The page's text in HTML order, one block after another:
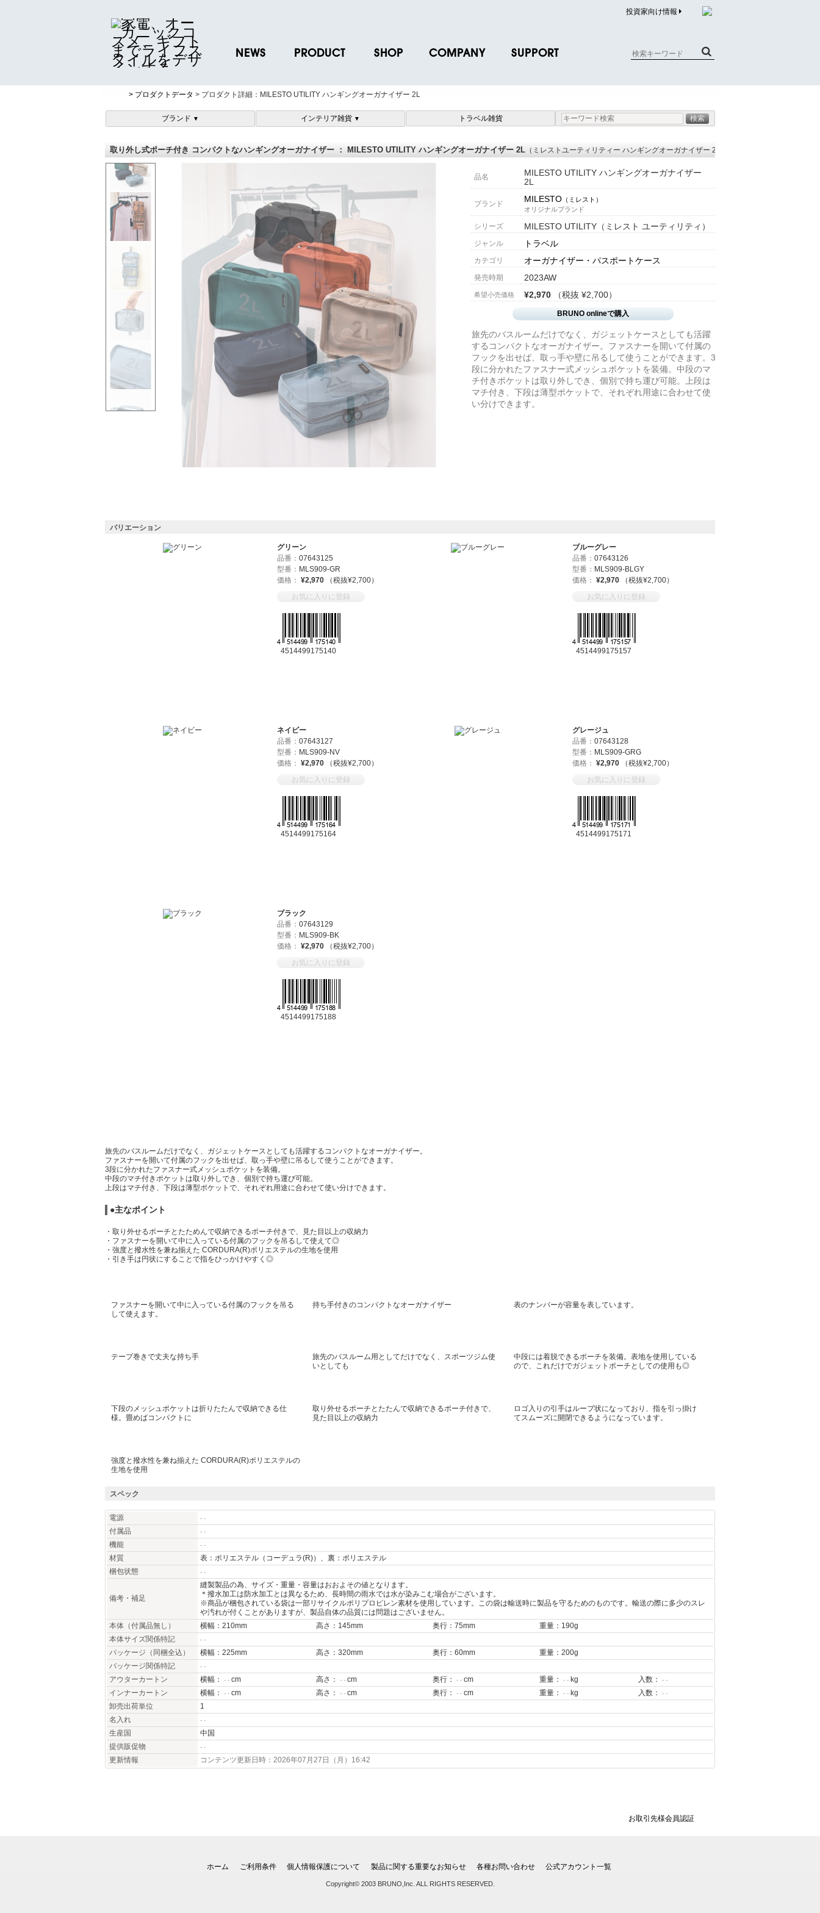
投資家向け情報
NEWS
プレスリリース
PRODUCT
プロダクトデータ
ノベルティグッズ
SHOP
オンラインショップ一覧
BRUNO POINT SERVICE
COMPANY
IR情報
リクルート
SUPPORT
各種お問い合わせ
> プロダクトデータ > プロダクト詳細：MILESTO UTILITY ハンギングオーガナイザー 2L
ブランド ▼ インテリア雑貨 ▼ トラベル雑貨
取り外し式ポーチ付き コンパクトなハンギングオーガナイザー ： MILESTO UTILITY ハンギングオーガナイザー 2L （ミレストユーティリティー ハンギングオーガナイザー 2リットル）
品名
MILESTO UTILITY ハンギングオーガナイザー
2L
ブランド MILESTO （ミレスト）
オリジナルブランド
シリーズ MILESTO UTILITY（ミレスト ユーティリティ）
ジャンル トラベル
カテゴリ オーガナイザー・パスポートケース
発売時期 2023AW
希望小売価格 ¥2,970 （税抜 ¥2,700）
BRUNO onlineで購入
旅先のバスルームだけでなく、ガジェットケースとしても活躍
するコンパクトなオーガナイザー。ファスナーを開いて付属の
フックを出せば、取っ手や壁に吊るして使うことができます。3
段に分かれたファスナー式メッシュポケットを装備。中段のマ
チ付きポケットは取り外しでき、個別で持ち運び可能。上段は
マチ付き、下段は薄型ポケットで、それぞれ用途に合わせて使
い分けできます。
バリエーション
グリーン
品番： 07643125
型番： MLS909-GR
価格： ¥2,970 （税抜¥2,700）
お気に入りに登録
4514499175140
ブルーグレー
品番： 07643126
型番： MLS909-BLGY
価格： ¥2,970 （税抜¥2,700）
お気に入りに登録
4514499175157
ネイビー
品番： 07643127
型番： MLS909-NV
価格： ¥2,970 （税抜¥2,700）
お気に入りに登録
4514499175164
グレージュ
品番： 07643128
型番： MLS909-GRG
価格： ¥2,970 （税抜¥2,700）
お気に入りに登録
4514499175171
ブラック
品番： 07643129
型番： MLS909-BK
価格： ¥2,970 （税抜¥2,700）
お気に入りに登録
4514499175188
旅先のバスルームだけでなく、ガジェットケースとしても活躍するコンパクトなオーガナイザー。
ファスナーを開いて付属のフックを出せば、取っ手や壁に吊るして使うことができます。
3段に分かれたファスナー式メッシュポケットを装備。
中段のマチ付きポケットは取り外しでき、個別で持ち運び可能。
上段はマチ付き、下段は薄型ポケットで、それぞれ用途に合わせて使い分けできます。
●主なポイント
・取り外せるポーチとたためんで収納できるポーチ付きで、見た目以上の収納力
・ファスナーを開いて中に入っている付属のフックを吊るして使えて◎
・強度と撥水性を兼ね揃えた CORDURA(R)ポリエステルの生地を使用
・引き手は円状にすることで指をひっかけやすく◎
ファスナーを開いて中に入っている付属のフックを吊る
して使えます。
持ち手付きのコンパクトなオーガナイザー 表のナンバーが容量を表しています。
テープ巻きで丈夫な持ち手
旅先のバスルーム用としてだけでなく、スポーツジム使
いとしても
中段には着脱できるポーチを装備。表地を使用している
ので、これだけでガジェットポーチとしての使用も◎
下段のメッシュポケットは折りたたんで収納できる仕
様。畳めばコンパクトに
取り外せるポーチとたたんで収納できるポーチ付きで、
見た目以上の収納力
ロゴ入りの引手はループ状になっており、指を引っ掛け
てスムーズに開閉できるようになっています。
強度と撥水性を兼ね揃えた CORDURA(R)ポリエステルの
生地を使用
スペック
電源 - -
付属品 - -
機能 - -
材質
表：ポリエステル（コーデュラ(R)）、裏：ポリエステル
梱包状態
- -
備考・補足
縫製製品の為、サイズ・重量・容量はおおよその値となります。
＊撥水加工は防水加工とは異なるため、長時間の雨水では水が染みこむ場合がございます。
※商品が梱包されている袋は一部リサイクルポリプロピレン素材を使用しています。この袋は輸送時に製品を守るためのものです。輸送の際に多少のスレ
や汚れが付くことがありますが、製品自体の品質には問題はございません。
本体（付属品無し）
横幅：210mm 高さ：145mm 奥行：75mm
重量：190g
本体サイズ関係特記
- -
パッケージ（同梱全込） 横幅：225mm 高さ：320mm 奥行：60mm
重量：200g
パッケージ関係特記
- -
アウターカートン 横幅： - - cm 高さ： - - cm 奥行： - - cm 重量： - - kg 入数： - -
インナーカートン 横幅： - - cm 高さ： - - cm 奥行： - - cm 重量： - - kg 入数： - -
卸売出荷単位
1
名入れ
- -
生産国
中国
提供販促物
- -
更新情報 コンテンツ更新日時：2026年07月27日（月）16:42
お取引先様会員認証
ホーム ご利用条件 個人情報保護について 製品に関する重要なお知らせ 各種お問い合わせ 公式アカウント一覧
Copyright© 2003 BRUNO,Inc. ALL RIGHTS RESERVED.